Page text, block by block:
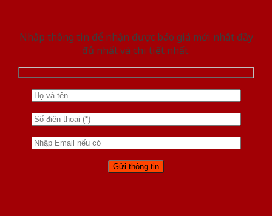
Nhập thông tin để nhận được báo giá mới nhât đầy
đủ nhất và chi tiết nhất.